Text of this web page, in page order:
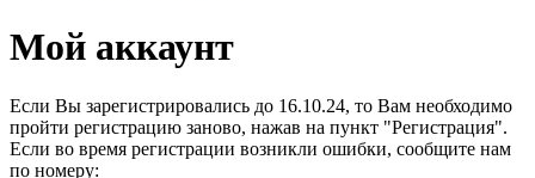
Мой аккаунт
Если Вы зарегистрировались до 16.10.24, то Вам необходимо
пройти регистрацию заново, нажав на пункт "Регистрация".
Если во время регистрации возникли ошибки, сообщите нам
по номеру: